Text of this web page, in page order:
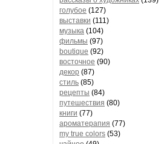
голубое (127)
выставки (111)
музыка (104)
фильмы (97)
boutique (92)
восточное (90)
декор (87)
стиль (85)
рецепты (84)
путешествия (80)
книги (77)
ароматерапия (77)
my true colors (53)